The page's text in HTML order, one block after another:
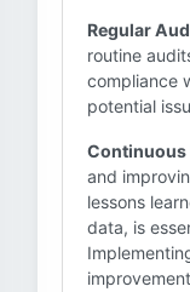
Regular
routine
compliance
potential
Continuous
and
lessons
data, is